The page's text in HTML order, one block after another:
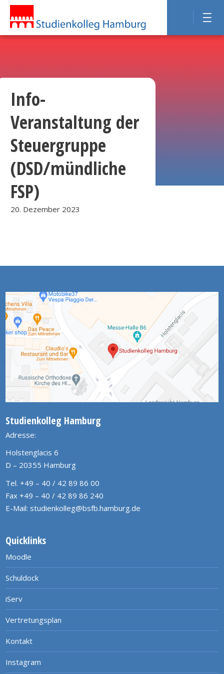
Info-
Veranstaltung der
Steuergruppe
(DSD/mündliche
FSP)
20. Dezember 2023
Studienkolleg Hamburg
Adresse:
Holstenglacis 6
D – 20355 Hamburg
Tel. +49 – 40 / 42 89 86 00
Fax +49 – 40 / 42 89 86 240
E-Mail: studienkolleg@bsfb.hamburg.de
Quicklinks
Moodle
Schuldock
iServ
Vertretungsplan
Kontakt
Instagram